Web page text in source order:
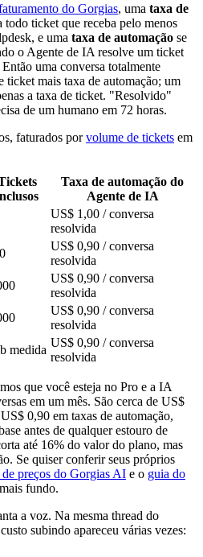
do Gorgias, uma taxa de
todo ticket que receba pelo menos
e uma taxa de automação se
o Agente de IA resolve um ticket
uma conversa totalmente
ticket mais taxa de automação; um
a taxa de ticket. "Resolvido"
de um humano em 72 horas.
faturados porvolume de tickets em
Taxa de automação do
Agente de IA
US$ 1,00 / conversa
resolvida
US$ 0,90 / conversa
resolvida
US$ 0,90 / conversa
resolvida
US$ 0,90 / conversa
resolvida
medida
US$ 0,90 / conversa
resolvida
que você esteja no Pro e a IA
em um mês. São cerca de US$
0,90 em taxas de automação,
antes de qualquer estouro de
até 16% do valor do plano, mas
Se quiser conferir seus próprios
preços do Gorgias AI e o guia do
fundo.
a voz. Na mesma thread do
subindo apareceu várias vezes: